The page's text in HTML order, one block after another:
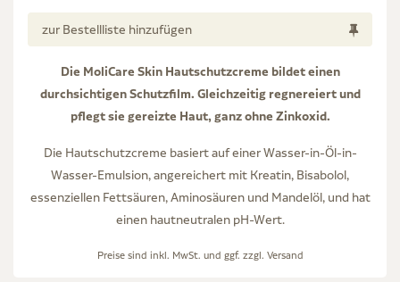
zur Bestellliste hinzufügen
Die MoliCare Skin Hautschutzcreme bildet einen
durchsichtigen Schutzfilm. Gleichzeitig regnereiert und
pflegt sie gereizte Haut, ganz ohne Zinkoxid.
Die Hautschutzcreme basiert auf einer Wasser-in-Öl-in-
Wasser-Emulsion, angereichert mit Kreatin, Bisabolol,
essenziellen Fettsäuren, Aminosäuren und Mandelöl, und hat
einen hautneutralen pH-Wert.
Preise sind inkl. MwSt. und ggf. zzgl. Versand